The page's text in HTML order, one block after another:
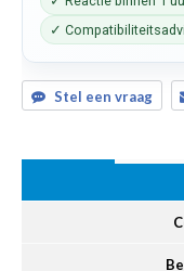
✓
Stel een vraag